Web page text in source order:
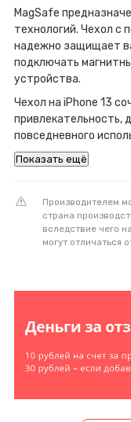
MagSafe
технологий. Чехол с
надежно защищает
подключать
устройства.
Чехол на iPhone 13
привлекательность,
повседневного
Показать ещё
Производителем
страна
вследствие чего
могут отличаться